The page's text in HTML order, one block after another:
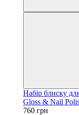
Набір блиску
Gloss & Nail
760 грн